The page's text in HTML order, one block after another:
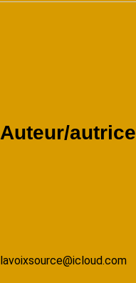
Auteur/autrice
lavoixsource@icloud.com